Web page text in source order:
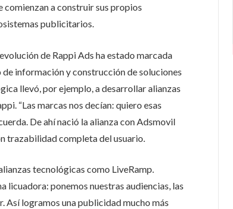
comienzan a construir sus propios
publicitarios.
de Rappi Ads ha estado marcada
información y construcción de soluciones
llevó, por ejemplo, a desarrollar alianzas
“Las marcas nos decían: quiero esas
De ahí nació la alianza con Adsmovil
trazabilidad completa del usuario.
tecnológicas como LiveRamp.
licuadora: ponemos nuestras audiencias, las
Así logramos una publicidad mucho más